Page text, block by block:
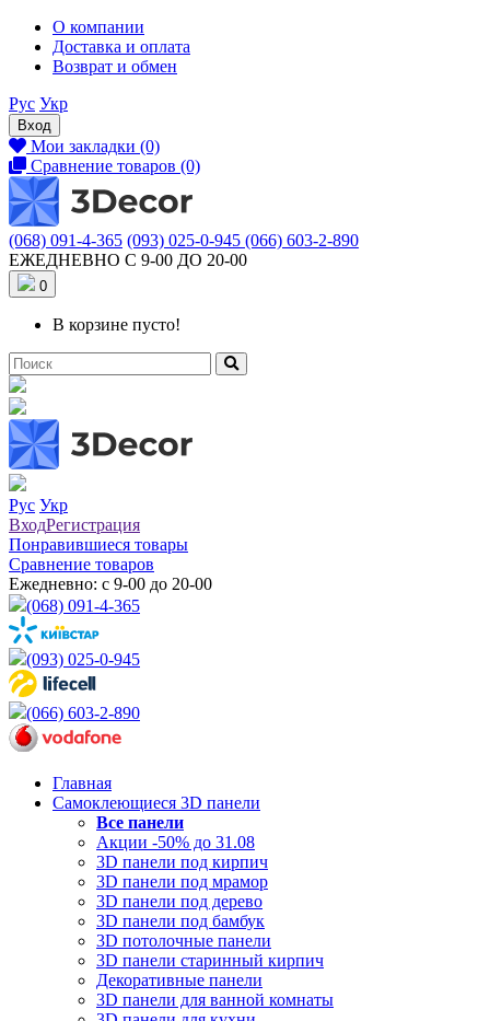
О компании
Доставка и оплата
Возврат и обмен
Рус Укр
Вход
Мои закладки (0)
Сравнение товаров (0)
(068) 091-4-365 (093) 025-0-945 (066) 603-2-890
ЕЖЕДНЕВНО С 9-00 ДО 20-00
0
В корзине пусто!
Рус Укр
ВходРегистрация
Понравившиеся товары
Сравнение товаров
Ежедневно: с 9-00 до 20-00
(068) 091-4-365
(093) 025-0-945
(066) 603-2-890
Главная
Самоклеющиеся 3D панели
Все панели
Акции -50% до 31.08
3D панели под кирпич
3D панели под мрамор
3D панели под дерево
3D панели под бамбук
3D потолочные панели
3D панели старинный кирпич
Декоративные панели
3D панели для ванной комнаты